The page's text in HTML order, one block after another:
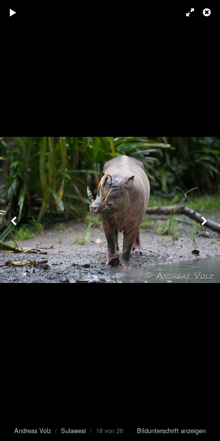
Andreas Volz / Sulawesi / 18 von 26 Bildunterschrift anzeigen